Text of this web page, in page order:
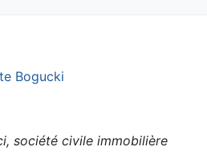
Bogucki
société civile immobilière